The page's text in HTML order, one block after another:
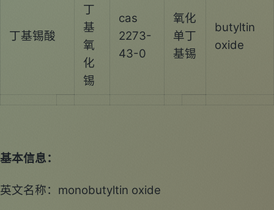
丁基锡酸
丁
基
氧
化
锡
cas
2273-
43-0
氧化
单丁
基锡
butyltin
oxide
基本信息：
英文名称：monobutyltin oxide